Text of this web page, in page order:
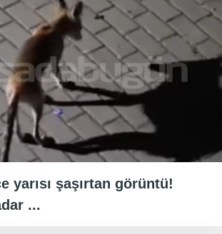
yarısı şaşırtan görüntü!
...